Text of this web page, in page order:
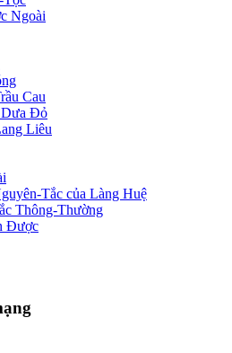
Ngoài
Cau
Dưa Đỏ
Liêu
Tắc của Làng Huệ
Thông-Thường
Được